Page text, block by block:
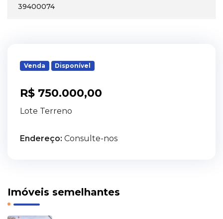
39400074
Venda Disponível
R$ 750.000,00
Lote Terreno
Endereço: Consulte-nos
Imóveis semelhantes